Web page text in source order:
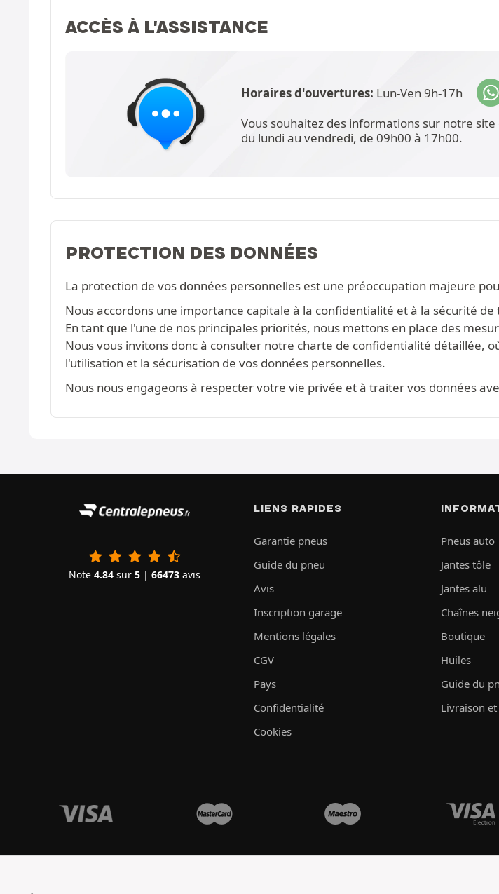
ACCÈS À L'ASSISTANCE
Horaires d'ouvertures: Lun-Ven 9h-17h
Vous souhaitez des informations sur notre
du lundi au vendredi, de 09h00 à 17h00.
PROTECTION DES DONNÉES
La protection de vos données personnelles est une préoccupation majeure
Nous accordons une importance capitale à la confidentialité et à la sécurité
En tant que l'une de nos principales priorités, nous mettons en place des
Nous vous invitons donc à consulter notre charte de confidentialité détaillée,
l'utilisation et la sécurisation de vos données personnelles.
Nous nous engageons à respecter votre vie privée et à traiter vos données
Note 4.84 sur 5 | 66473 avis
LIENS RAPIDES
Garantie pneus
Guide du pneu
Avis
Inscription garage
Mentions légales
CGV
Pays
Confidentialité
Cookies
Pneus auto
Jantes tôle
Jantes alu
Chaînes
Boutique
Huiles
Guide du
Livraison